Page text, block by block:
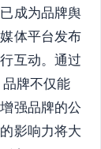
成为品牌舆
体平台发布
互动。通过
牌不仅能
强品牌的公
影响力将大